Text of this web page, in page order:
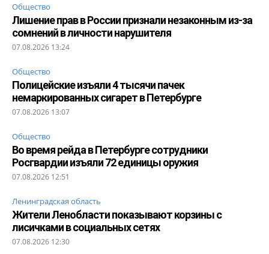
Общество
Лишение прав в России признали незаконным из-за
сомнений в личности нарушителя
07.08.2026 13:24
Общество
Полицейские изъяли 4 тысячи пачек
немаркированных сигарет в Петербурге
07.08.2026 13:07
Общество
Во время рейда в Петербурге сотрудники
Росгвардии изъяли 72 единицы оружия
07.08.2026 12:51
Ленинградская область
Жители Ленобласти показывают корзины с
лисичками в социальных сетях
07.08.2026 12:30